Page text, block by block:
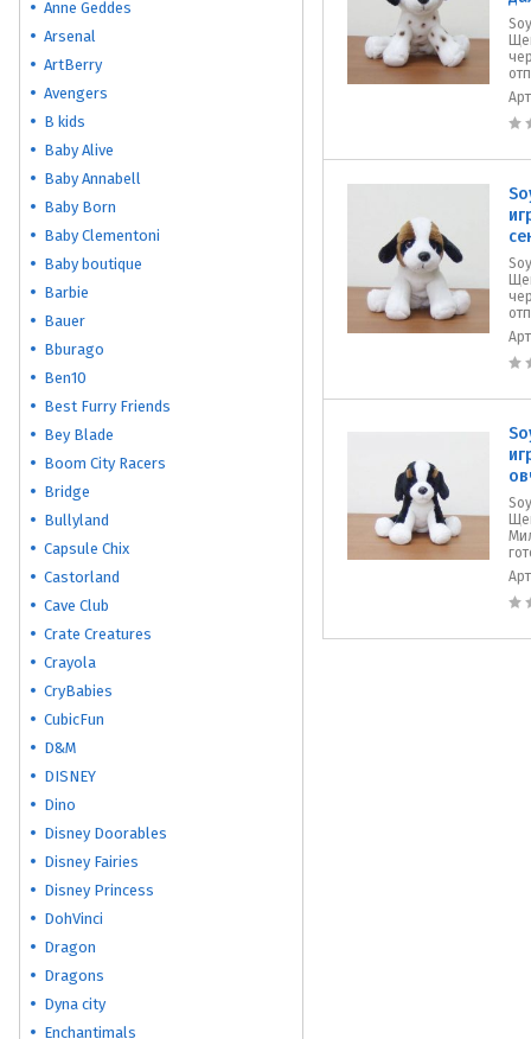
Anne Geddes
Arsenal
ArtBerry
Avengers
B kids
Baby Alive
Baby Annabell
Baby Born
Baby Clementoni
Baby boutique
Barbie
Bauer
Bburago
Ben10
Best Furry Friends
Bey Blade
Boom City Racers
Bridge
Bullyland
Capsule Chix
Castorland
Cave Club
Crate Creatures
Crayola
CryBabies
CubicFun
D&M
DISNEY
Dino
Disney Doorables
Disney Fairies
Disney Princess
DohVinci
Dragon
Dragons
Dyna city
Enchantimals